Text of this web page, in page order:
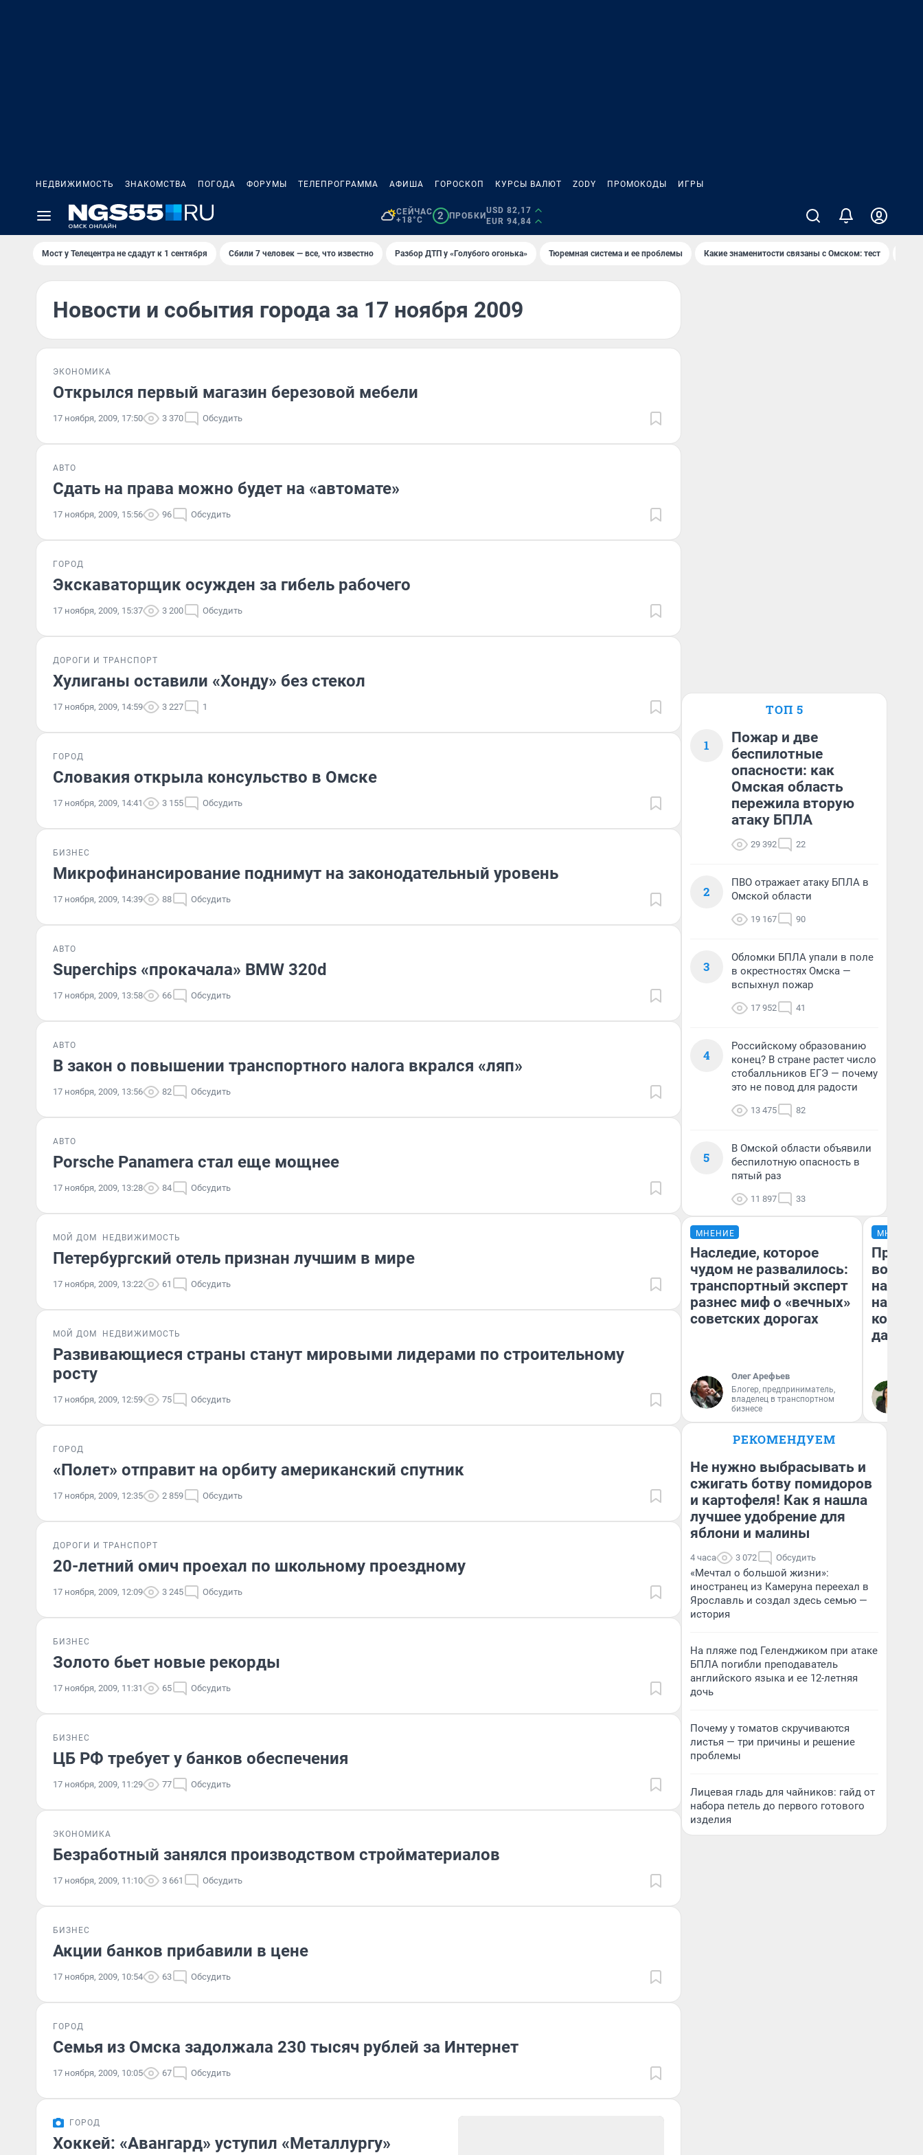
НЕДВИЖИМОСТЬ ЗНАКОМСТВА ПОГОДА ФОРУМЫ ТЕЛЕПРОГРАММА АФИША ГОРОСКОП КУРСЫ ВАЛЮТ ZODY ПРОМОКОДЫ ИГРЫ
СЕЙЧАС
+18°C
2 ПРОБКИ
USD 82,17
EUR 94,84
Мост у Телецентра не сдадут к 1 сентября Сбили 7 человек — все, что известно Разбор ДТП у «Голубого огонька» Тюремная система и ее проблемы Какие знаменитости связаны с Омском: тест
Новости и события города за 17 ноября 2009
ЭКОНОМИКА
Открылся первый магазин березовой мебели
17 ноября, 2009, 17:50 3 370 Обсудить
АВТО
Сдать на права можно будет на «автомате»
17 ноября, 2009, 15:56 96 Обсудить
ГОРОД
Экскаваторщик осужден за гибель рабочего
17 ноября, 2009, 15:37 3 200 Обсудить
ДОРОГИ И ТРАНСПОРТ
Хулиганы оставили «Хонду» без стекол
17 ноября, 2009, 14:59 3 227 1
ГОРОД
Словакия открыла консульство в Омске
17 ноября, 2009, 14:41 3 155 Обсудить
БИЗНЕС
Микрофинансирование поднимут на законодательный уровень
17 ноября, 2009, 14:39 88 Обсудить
АВТО
Superchips «прокачала» BMW 320d
17 ноября, 2009, 13:58 66 Обсудить
АВТО
В закон о повышении транспортного налога вкрался «ляп»
17 ноября, 2009, 13:56 82 Обсудить
АВТО
Porsche Panamera стал еще мощнее
17 ноября, 2009, 13:28 84 Обсудить
МОЙ ДОМ НЕДВИЖИМОСТЬ
Петербургский отель признан лучшим в мире
17 ноября, 2009, 13:22 61 Обсудить
МОЙ ДОМ НЕДВИЖИМОСТЬ
Развивающиеся страны станут мировыми лидерами по строительному
росту
17 ноября, 2009, 12:59 75 Обсудить
ГОРОД
«Полет» отправит на орбиту американский спутник
17 ноября, 2009, 12:35 2 859 Обсудить
ДОРОГИ И ТРАНСПОРТ
20-летний омич проехал по школьному проездному
17 ноября, 2009, 12:09 3 245 Обсудить
БИЗНЕС
Золото бьет новые рекорды
17 ноября, 2009, 11:31 65 Обсудить
БИЗНЕС
ЦБ РФ требует у банков обеспечения
17 ноября, 2009, 11:29 77 Обсудить
ЭКОНОМИКА
Безработный занялся производством стройматериалов
17 ноября, 2009, 11:10 3 661 Обсудить
БИЗНЕС
Акции банков прибавили в цене
17 ноября, 2009, 10:54 63 Обсудить
ГОРОД
Семья из Омска задолжала 230 тысяч рублей за Интернет
17 ноября, 2009, 10:05 67 Обсудить
ГОРОД
Хоккей: «Авангард» уступил «Металлургу»
ТОП 5
1
Пожар и две
беспилотные
опасности: как
Омская область
пережила вторую
атаку БПЛА
29 392 22
2
ПВО отражает атаку БПЛА в
Омской области
19 167 90
3
Обломки БПЛА упали в поле
в окрестностях Омска —
вспыхнул пожар
17 952 41
4
Российскому образованию
конец? В стране растет число
стобалльников ЕГЭ — почему
это не повод для радости
13 475 82
5
В Омской области объявили
беспилотную опасность в
пятый раз
11 897 33
МНЕНИЕ
Наследие, которое
чудом не развалилось:
транспортный эксперт
разнес миф о «вечных»
советских дорогах
Олег Арефьев
Блогер, предприниматель,
владелец в транспортном
бизнесе
МНЕНИЕ
нам
даже
РЕКОМЕНДУЕМ
Не нужно выбрасывать и
сжигать ботву помидоров
и картофеля! Как я нашла
лучшее удобрение для
яблони и малины
4 часа 3 072 Обсудить
«Мечтал о большой жизни»:
иностранец из Камеруна переехал в
Ярославль и создал здесь семью —
история
На пляже под Геленджиком при атаке
БПЛА погибли преподаватель
английского языка и ее 12-летняя
дочь
Почему у томатов скручиваются
листья — три причины и решение
проблемы
Лицевая гладь для чайников: гайд от
набора петель до первого готового
изделия